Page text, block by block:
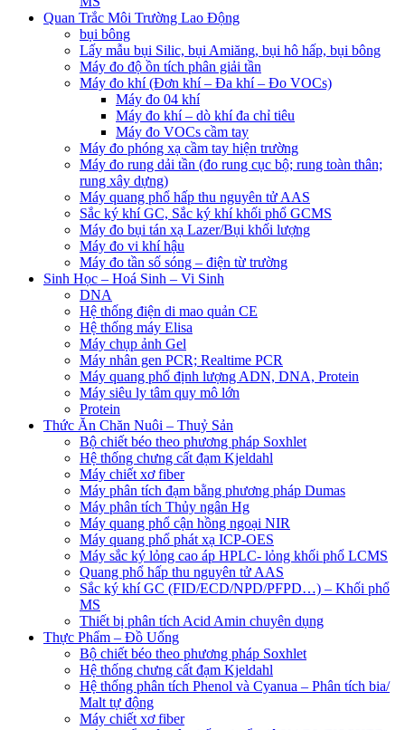
Quan Trắc Môi Trường Lao Động
bụi bông
Lấy mẫu bụi Silic, bụi Amiăng, bụi hô hấp, bụi bông
Máy đo độ ồn tích phân giải tần
Máy đo khí (Đơn khí – Đa khí – Đo VOCs)
Máy đo 04 khí
Máy đo khí – dò khí đa chỉ tiêu
Máy đo VOCs cầm tay
Máy đo phóng xạ cầm tay hiện trường
Máy đo rung dải tần (đo rung cục bộ; rung toàn thân;
rung xây dựng)
Máy quang phổ hấp thu nguyên tử AAS
Sắc ký khí GC, Sắc ký khí khối phổ GCMS
Máy đo bụi tán xạ Lazer/Bụi khối lượng
Máy đo vi khí hậu
Máy đo tần số sóng – điện từ trường
Sinh Học – Hoá Sinh – Vi Sinh
DNA
Hệ thống điện di mao quản CE
Hệ thống máy Elisa
Máy chụp ảnh Gel
Máy nhân gen PCR; Realtime PCR
Máy quang phổ định lượng ADN, DNA, Protein
Máy siêu ly tâm quy mô lớn
Protein
Thức Ăn Chăn Nuôi – Thuỷ Sản
Bộ chiết béo theo phương pháp Soxhlet
Hệ thống chưng cất đạm Kjeldahl
Máy chiết xơ fiber
Máy phân tích đạm bằng phương pháp Dumas
Máy phân tích Thủy ngân Hg
Máy quang phổ cận hồng ngoại NIR
Máy quang phổ phát xạ ICP-OES
Máy sắc ký lỏng cao áp HPLC- lỏng khối phổ LCMS
Quang phổ hấp thu nguyên tử AAS
Sắc ký khí GC (FID/ECD/NPD/PFPD…) – Khối phổ
MS
Thiết bị phân tích Acid Amin chuyên dụng
Thực Phẩm – Đồ Uống
Bộ chiết béo theo phương pháp Soxhlet
Hệ thống chưng cất đạm Kjeldahl
Hệ thống phân tích Phenol và Cyanua – Phân tích bia/
Malt tự động
Máy chiết xơ fiber